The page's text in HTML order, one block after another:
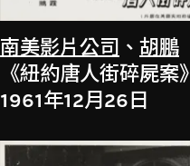
南美影片公司 、胡鵬
《紐約唐人街碎屍案
1961年12月26日